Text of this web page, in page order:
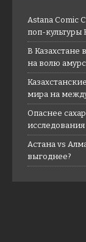
Astana Comic
поп-культуры
В Казахстане
на волю
мира на
Опаснее
Астана vs
выгоднее?